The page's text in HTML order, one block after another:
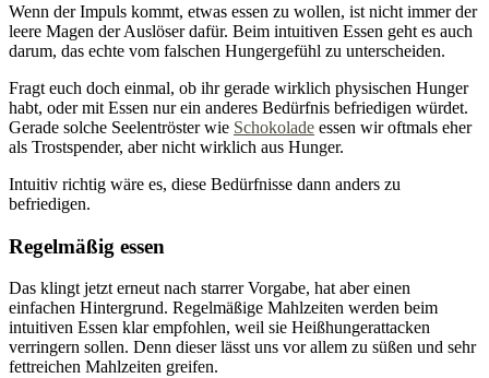
Wenn der Impuls kommt, etwas essen zu wollen, ist nicht immer der
leere Magen der Auslöser dafür. Beim intuitiven Essen geht es auch
darum, das echte vom falschen Hungergefühl zu unterscheiden.
Fragt euch doch einmal, ob ihr gerade wirklich physischen Hunger
habt, oder mit Essen nur ein anderes Bedürfnis befriedigen würdet.
Gerade solche Seelentröster wie Schokolade essen wir oftmals eher
als Trostspender, aber nicht wirklich aus Hunger.
Intuitiv richtig wäre es, diese Bedürfnisse dann anders zu
befriedigen.
Regelmäßig essen
Das klingt jetzt erneut nach starrer Vorgabe, hat aber einen
einfachen Hintergrund. Regelmäßige Mahlzeiten werden beim
intuitiven Essen klar empfohlen, weil sie Heißhungerattacken
verringern sollen. Denn dieser lässt uns vor allem zu süßen und sehr
fettreichen Mahlzeiten greifen.